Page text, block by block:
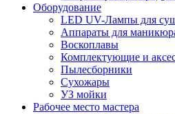
Оборудование
LED UV-Лампы для
Аппараты для
Воскоплавы
Комплектующие и
Пылесборники
Сухожары
УЗ мойки
Рабочее место мастера